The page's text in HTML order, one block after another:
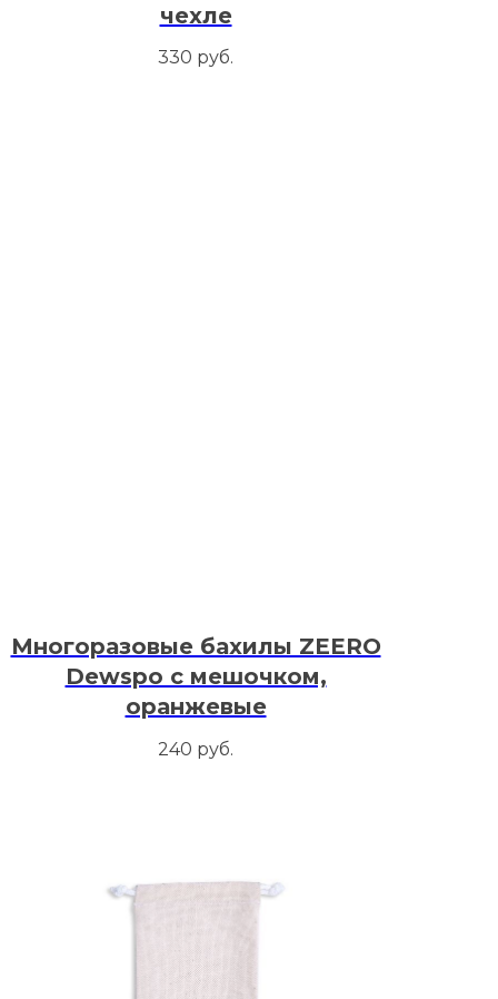
чехле
330 руб.
Многоразовые бахилы ZEERO
Dewspo с мешочком,
оранжевые
240 руб.